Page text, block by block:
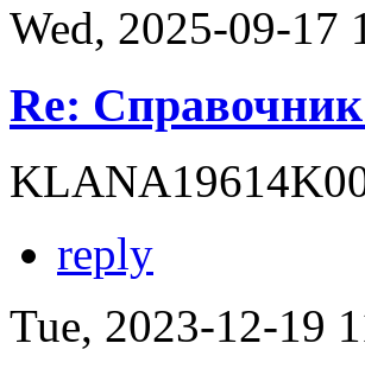
Wed, 2025-09-
Re:
reply
Tue, 2023-12-19